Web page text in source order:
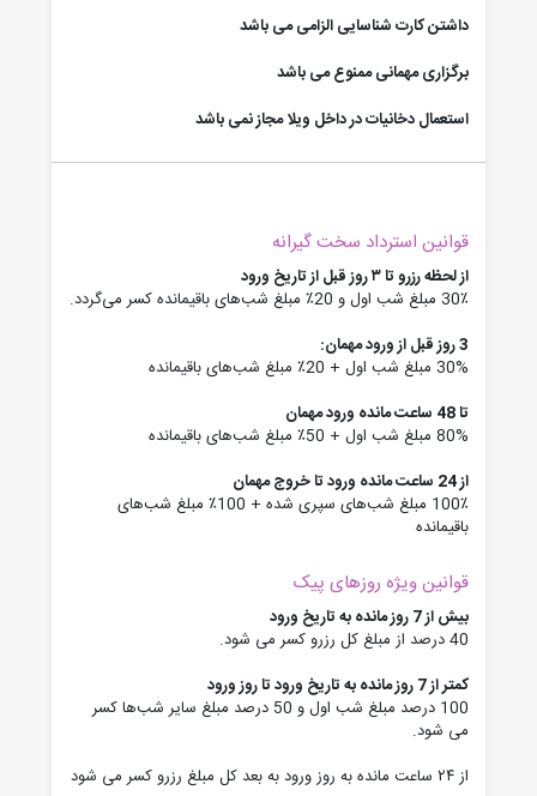
داشتن کارت شناسایی الزامی می باشد
برگزاری مهمانی ممنوع می باشد
استعمال دخانیات در داخل ویلا مجاز نمی باشد
قوانین استرداد سخت گیرانه
از لحظه رزرو تا ۳ روز قبل از تاریخ ورود
30٪ مبلغ شب اول و 20٪ مبلغ شب‌های باقیمانده کسر می‌گردد.
3 روز قبل از ورود مهمان:
30% مبلغ شب اول + 20٪ مبلغ شب‌های باقیمانده
تا 48 ساعت مانده ورود مهمان
80% مبلغ شب اول + 50٪ مبلغ شب‌های باقیمانده
از 24 ساعت مانده ورود تا خروج مهمان
100٪ مبلغ شب‌های سپری شده + 100٪ مبلغ شب‌های
باقیمانده
قوانین ویژه روزهای پیک
بیش از 7 روز مانده به تاریخ ورود
40 درصد از مبلغ کل رزرو کسر می شود.
کمتر از 7 روز مانده به تاریخ ورود تا روز ورود
100 درصد مبلغ شب اول و 50 درصد مبلغ سایر شب‌ها کسر
می شود.
از ۲۴ ساعت مانده به روز ورود به بعد کل مبلغ رزرو کسر می شود